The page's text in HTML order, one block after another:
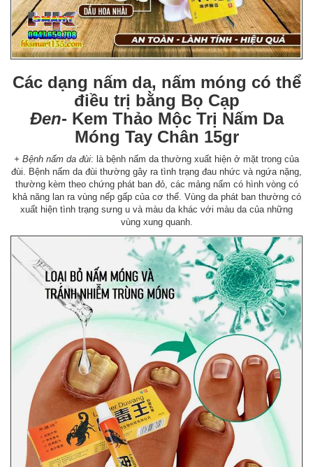
Các dạng nấm da, nấm móng có thể
điều trị bằng Bọ Cạp
Đen- Kem Thảo Mộc Trị Nấm Da
Móng Tay Chân 15gr
+ Bệnh nấm da đùi: là bệnh nấm da thường xuất hiện ở mặt trong của
đùi. Bệnh nấm da đùi thường gây ra tình trạng đau nhức và ngứa nặng,
thường kèm theo chứng phát ban đỏ, các mảng nấm có hình vòng có
khả năng lan ra vùng nếp gấp của cơ thể. Vùng da phát ban thường có
xuất hiện tình trạng sưng u và màu da khác với màu da của những
vùng xung quanh.